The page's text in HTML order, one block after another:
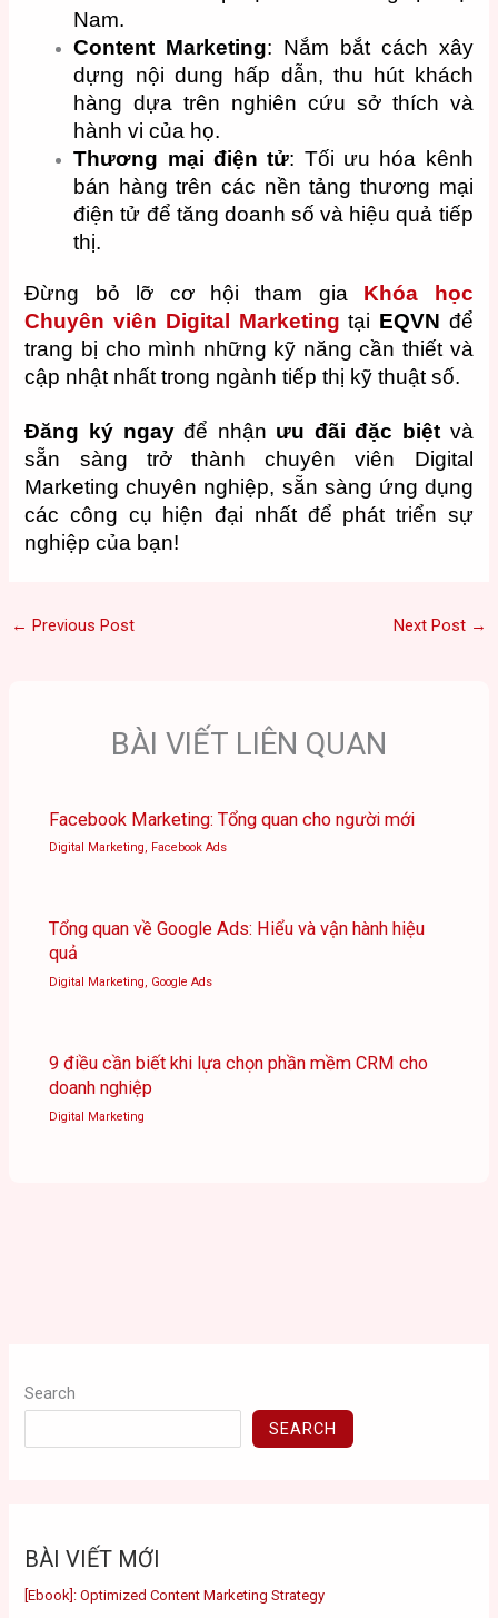
Nam.
Content Marketing: Nắm bắt cách xây
dựng nội dung hấp dẫn, thu hút khách
hàng dựa trên nghiên cứu sở thích và
hành vi của họ.
Thương mại điện tử: Tối ưu hóa kênh
bán hàng trên các nền tảng thương mại
điện tử để tăng doanh số và hiệu quả tiếp
thị.
Đừng bỏ lỡ cơ hội tham gia Khóa học
Chuyên viên Digital Marketing tại EQVN để
trang bị cho mình những kỹ năng cần thiết và
cập nhật nhất trong ngành tiếp thị kỹ thuật số.
Đăng ký ngayđể nhận ưu đãi đặc biệt và
sẵn sàng trở thành chuyên viên Digital
Marketing chuyên nghiệp, sẵn sàng ứng dụng
các công cụ hiện đại nhất để phát triển sự
nghiệp của bạn!
← Previous Post Next Post →
BÀI VIẾT LIÊN QUAN
Facebook Marketing: Tổng quan cho người mới
Digital Marketing, Facebook Ads
Tổng quan về Google Ads: Hiểu và vận hành hiệu
quả
Digital Marketing, Google Ads
9 điều cần biết khi lựa chọn phần mềm CRM cho
doanh nghiệp
Digital Marketing
Search
SEARCH
BÀI VIẾT MỚI
[Ebook]: Optimized Content Marketing Strategy